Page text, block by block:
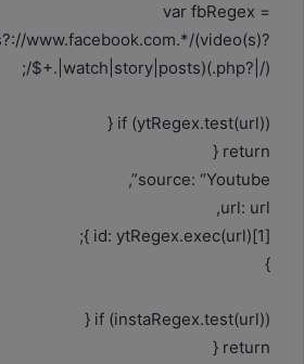
var fbRegex =
www.facebook.com.*/(video(s)?
|watch|story|posts)(.php?|/).+$/;
if (ytRegex.test(url)) {
return {
source: “Youtube”,
url: url,
id: ytRegex.exec(url)[1] };
}
if (instaRegex.test(url)) {
return {